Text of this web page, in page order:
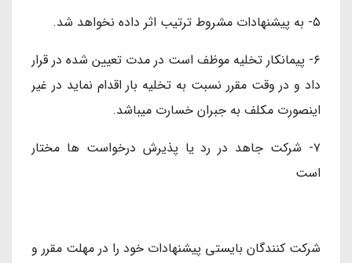
۵- به پیشنهادات مشروط ترتیب اثر داده نخواهد شد.
۶- پیمانکار تخلیه موظف است در مدت تعیین شده در قرار
داد و در وقت مقرر نسبت به تخلیه بار اقدام نماید در غیر
اینصورت مکلف به جبران خسارت میباشد.
۷- شرکت جاهد در رد یا پذیرش درخواست ها مختار
است
شرکت کنندگان بایستی پیشنهادات خود را در مهلت مقرر و